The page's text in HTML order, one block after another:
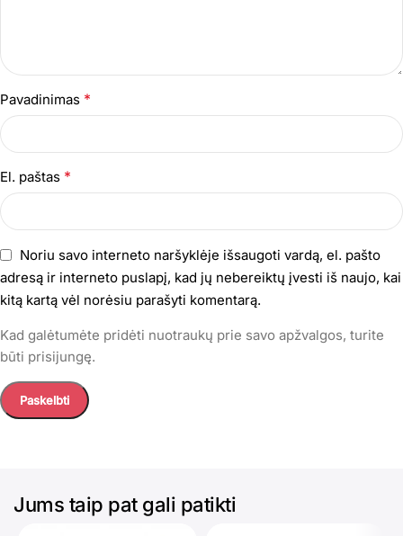
Pavadinimas *
El. paštas *
Noriu savo interneto naršyklėje išsaugoti vardą, el. pašto
adresą ir interneto puslapį, kad jų nebereiktų įvesti iš naujo, kai
kitą kartą vėl norėsiu parašyti komentarą.
Kad galėtumėte pridėti nuotraukų prie savo apžvalgos, turite
būti prisijungę.
Jums taip pat gali patikti